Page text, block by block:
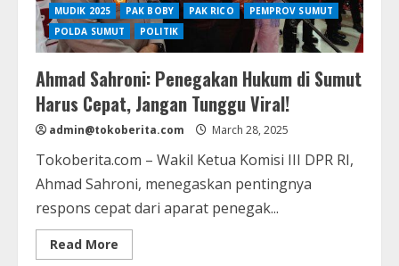
MUDIK 2025
PAK BOBY PAK RICO
PEMPROV SUMUT
POLDA SUMUT
POLITIK
Ahmad Sahroni: Penegakan Hukum di Sumut
Harus Cepat, Jangan Tunggu Viral!
admin@tokoberita.com March 28, 2025
Tokoberita.com – Wakil Ketua Komisi III DPR RI,
Ahmad Sahroni, menegaskan pentingnya
respons cepat dari aparat penegak...
Read More
more